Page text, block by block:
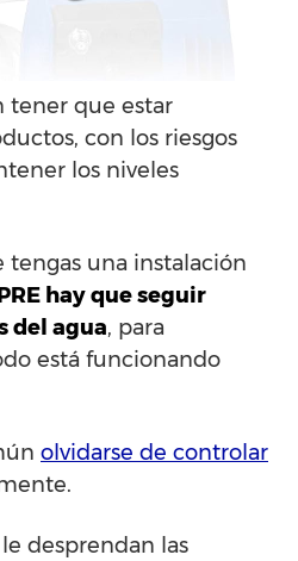
tener que estar
con los riesgos
los niveles
tengas una instalación
hay que seguir
del agua, para
está funcionando
olvidarse de controlar
desprendan las